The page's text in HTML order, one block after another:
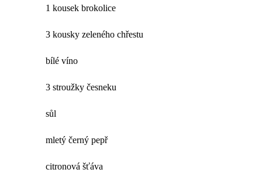
1 kousek brokolice
3 kousky zeleného chřestu
bílé víno
3 stroužky česneku
sůl
mletý černý pepř
citronová šťáva